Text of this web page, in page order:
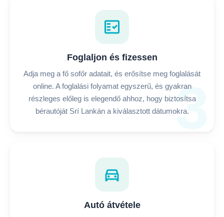
3
fact_check
Foglaljon és fizessen
Adja meg a fő sofőr adatait, és erősítse meg foglalását
online. A foglalási folyamat egyszerű, és gyakran
részleges előleg is elegendő ahhoz, hogy biztosítsa
bérautóját Srí Lankán a kiválasztott dátumokra.
directions_car
Autó átvétele